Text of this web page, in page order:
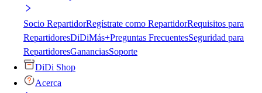
Socio RepartidorRegístrate como RepartidorRequisitos para
RepartidoresDiDiMás+Preguntas FrecuentesSeguridad para
RepartidoresGananciasSoporte
DiDi Shop
Acerca